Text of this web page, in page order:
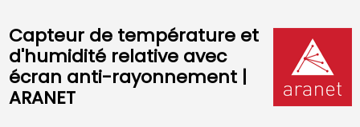
Capteur de température et
d'humidité relative avec
écran anti-rayonnement |
ARANET